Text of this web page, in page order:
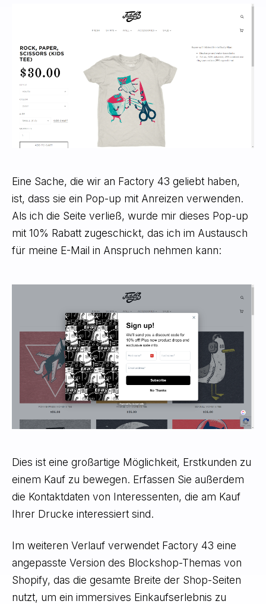
Eine Sache, die wir an Factory 43 geliebt haben,
ist, dass sie ein Pop-up mit Anreizen verwenden.
Als ich die Seite verließ, wurde mir dieses Pop-up
mit 10% Rabatt zugeschickt, das ich im Austausch
für meine E-Mail in Anspruch nehmen kann:
Dies ist eine großartige Möglichkeit, Erstkunden zu
einem Kauf zu bewegen. Erfassen Sie außerdem
die Kontaktdaten von Interessenten, die am Kauf
Ihrer Drucke interessiert sind.
Im weiteren Verlauf verwendet Factory 43 eine
angepasste Version des Blockshop-Themas von
Shopify, das die gesamte Breite der Shop-Seiten
nutzt, um ein immersives Einkaufserlebnis zu